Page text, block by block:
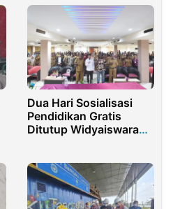
Dua Hari Sosialisasi
Pendidikan Gratis
Ditutup Widyaiswara